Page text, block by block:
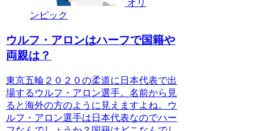
オリ
ンピック
ウルフ・アロンはハーフで国籍や
両親は？
東京五輪２０２０の柔道に日本代表で出
場するウルフ・アロン選手。名前から見
ると海外の方のように見えますよね。ウ
ルフ・アロン選手は日本代表なのでハー